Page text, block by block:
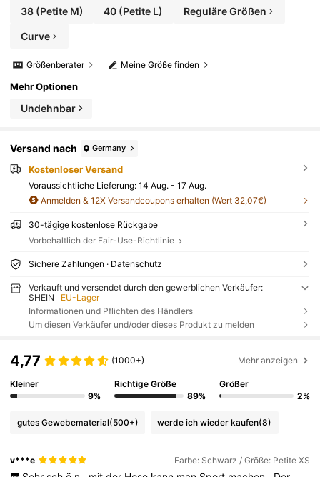
38(Petite M) 40 (Petite L) Reguläre Größen
Curve
Meine Größe finden
Größenberater
Mehr Optionen
Undehnbar
Versand nach Germany
Kostenloser Versand
Voraussichtliche Lieferung: 14 Aug. - 17 Aug.
Anmelden & 12X Versandcoupons erhalten (Wert 32,07€)
30-tägige kostenlose Rückgabe
Vorbehaltlich der Fair-Use-Richtlinie
Sichere Zahlungen · Datenschutz
Verkauft und versendet durch den gewerblichen Verkäufer:
SHEIN
EU-Lager
Informationen und Pflichten des Händlers
Um diesen Verkäufer und/oder dieses Produkt zu melden
4,77 (1000+) Mehr anzeigen
Kleiner
9%
Richtige Größe
89%
Größer
2%
gutes Gewebematerial(500+) werde ich wieder kaufen(8)
v***e Farbe: Schwarz / Größe: Petite XS